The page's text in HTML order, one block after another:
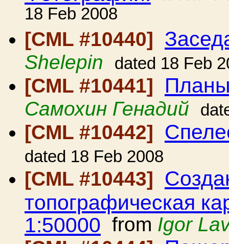
18 Feb 2008
[CML #10440]
Shelepin dated 18 Feb
[CML #10441]
Самохин Генадий
[CML #10442]
dated 18 Feb 2008
[CML #10443]
топографическая
1:50000 from Igor